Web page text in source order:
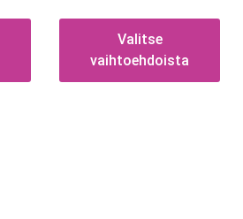
Valitse
vaihtoehdoista